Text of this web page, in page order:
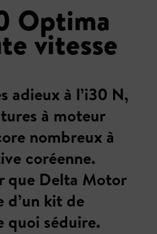
Optima
vitesse
adieux à l’i30 N,
à moteur
nombreux à
coréenne.
que Delta Motor
d’un kit de
quoi séduire.